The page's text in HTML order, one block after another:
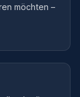
möchten –